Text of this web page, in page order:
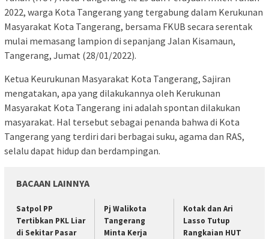
2022, warga Kota Tangerang yang tergabung dalam Kerukunan
Masyarakat Kota Tangerang, bersama FKUB secara serentak
mulai memasang lampion di sepanjang Jalan Kisamaun,
Tangerang, Jumat (28/01/2022).
Ketua Keurukunan Masyarakat Kota Tangerang, Sajiran
mengatakan, apa yang dilakukannya oleh Kerukunan
Masyarakat Kota Tangerang ini adalah spontan dilakukan
masyarakat. Hal tersebut sebagai penanda bahwa di Kota
Tangerang yang terdiri dari berbagai suku, agama dan RAS,
selalu dapat hidup dan berdampingan.
BACAAN LAINNYA
Satpol PP
Tertibkan PKL Liar
di Sekitar Pasar
Pj Walikota
Tangerang
Minta Kerja
Kotak dan Ari
Lasso Tutup
Rangkaian HUT